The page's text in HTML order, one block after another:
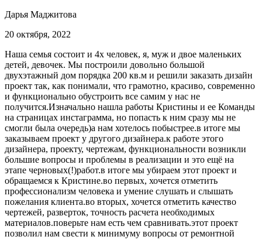
Дарья Маджитова
20 октября, 2022
Наша семья состоит и 4х человек, я, муж и двое маленьких
детей, девочек. Мы построили довольно большой
двухэтажный дом порядка 200 кв.м и решили заказать дизайн
проект так, как понимали, что грамотно, красиво, современно
и функционально обустроить все самим у нас не
получится.Изначально нашла работы Кристины и ее Команды
на страницах инстаграмма, но попасть к ним сразу мы не
смогли была очередь)а нам хотелось побыстрее.в итоге мы
заказываем проект у другого дизайнера.к работе этого
дизайнера, проекту, чертежам, функциональности возникли
большие вопросы и проблемы в реализации и это ещё на
этапе черновых(!)работ.в итоге мы убираем этот проект и
обращаемся к Кристине.во первых, хочется отметить
профессионализм человека и умение слушать и слышать
пожелания клиента.во вторых, хочется отметить качество
чертежей, разверток, точность расчета необходимых
материалов.поверьте нам есть чем сравнивать.этот проект
позволил нам свести к минимуму вопросы от ремонтной